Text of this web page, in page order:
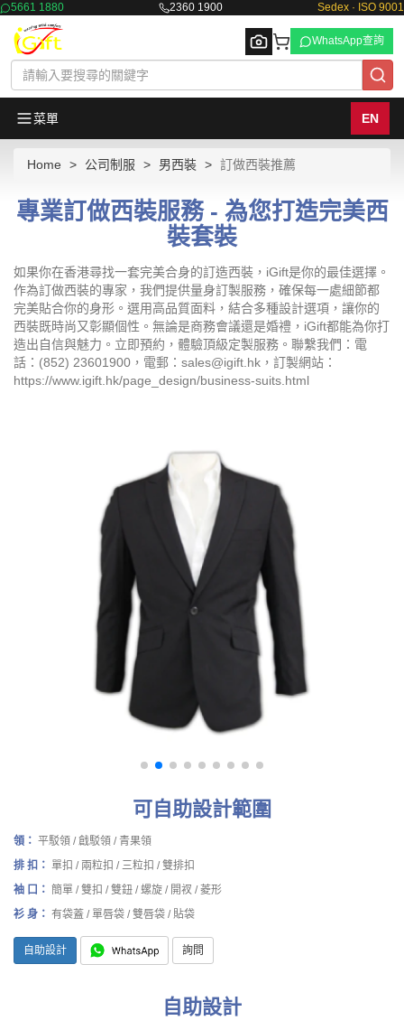
5661 1880 2360 1900 Sedex · ISO 9001
Browse
WhatsApp查詢
菜單 EN
Home 公司制服 男西裝 訂做西裝推薦
專業訂做西裝服務 - 為您打造完美西
裝套裝
如果你在香港尋找一套完美合身的訂造西裝，iGift是你的最佳選擇。
作為訂做西裝的專家，我們提供量身訂製服務，確保每一處細節都
完美貼合你的身形。選用高品質面料，結合多種設計選項，讓你的
西裝既時尚又彰顯個性。無論是商務會議還是婚禮，iGift都能為你打
造出自信與魅力。立即預約，體驗頂級定製服務。聯繫我們：電
話：(852) 23601900，電郵：sales@igift.hk，訂製網站：
https://www.igift.hk/page_design/business-suits.html
可自助設計範圍
領： 平駁領 / 戧駁領 / 青果領
排 扣： 單扣 / 兩粒扣 / 三粒扣 / 雙排扣
袖 口： 簡單 / 雙扣 / 雙鈕 / 螺旋 / 開衩 / 菱形
衫 身： 有袋蓋 / 單唇袋 / 雙唇袋 / 貼袋
自助設計 詢問
自助設計